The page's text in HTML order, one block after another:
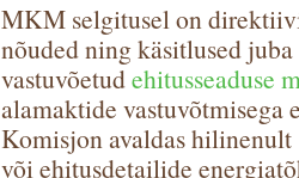
MKM selgitusel on
nõuded ning käsitlused
vastuvõetudehitusseaduse
alamaktide vastuvõtmisega
Komisjon avaldas hilinenult
või ehitusdetailide